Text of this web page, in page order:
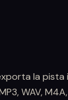
la pista
WAV, M4A,